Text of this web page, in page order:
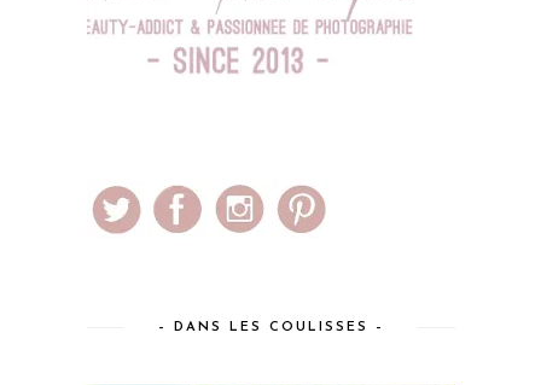
– DANS LES COULISSES –